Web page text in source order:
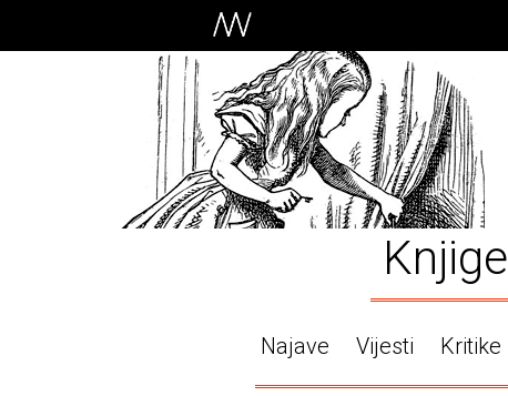
Knjige
Najave Vijesti Kritike